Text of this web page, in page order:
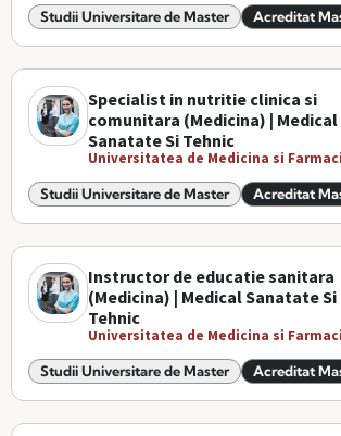
Studii Universitare de Master Acreditat
Specialist in nutritie clinica si
comunitara (Medicina) | Medical
Sanatate Si Tehnic
Universitatea de Medicina si
Studii Universitare de Master Acreditat
Instructor de educatie sanitara
(Medicina) | Medical Sanatate Si
Tehnic
Universitatea de Medicina si
Studii Universitare de Master Acreditat